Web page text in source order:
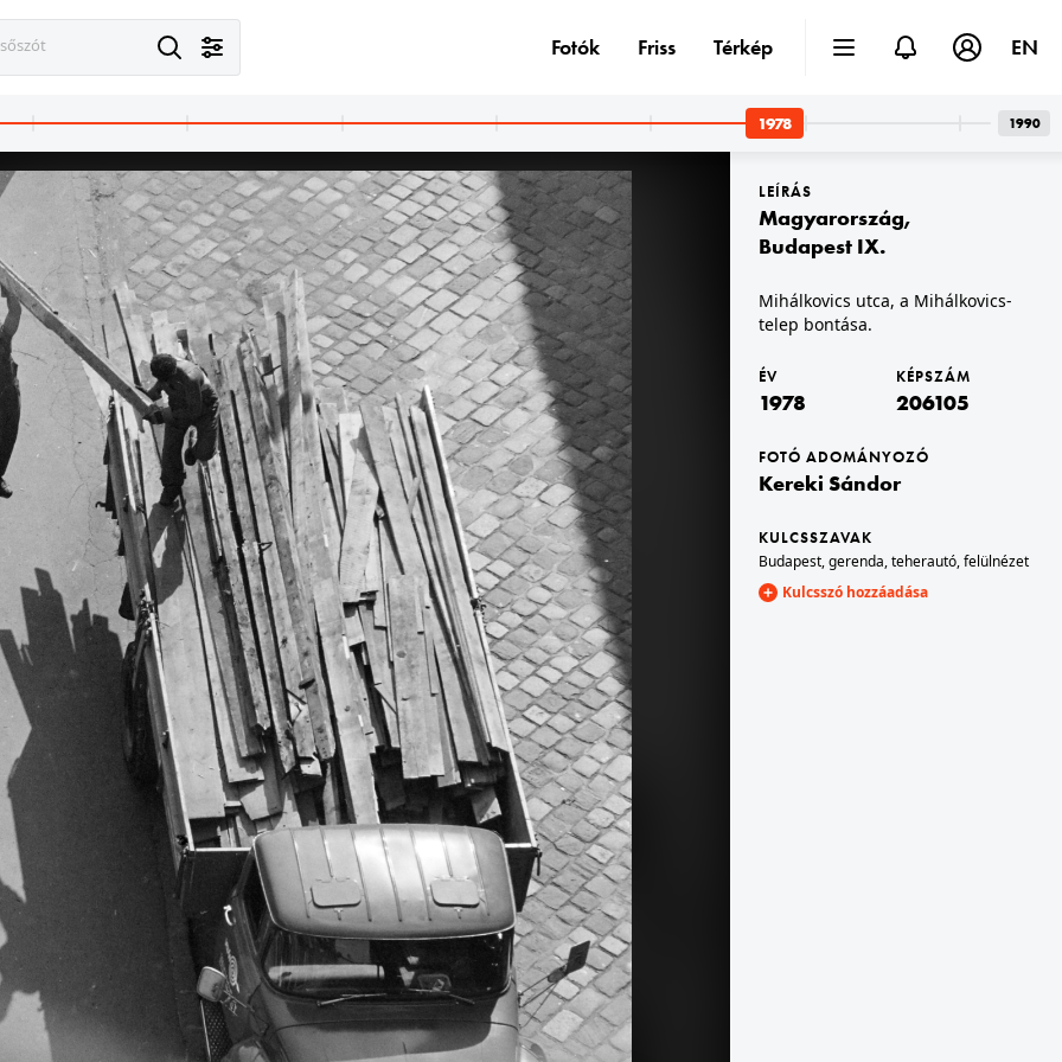
1978 · Budapest VIII.
Baross tér, aluljáró.
1978
1978 · Budapest XIV. · Városliget
a felvétel a Városligeti körúton készült, háttérben a Széchenyi fürdő.
1978 · Budapest XIV.
· Budapest IX.
Lenhossék utca, játszótér a Lenhossék utca 25. számú telken (ma a Kerekerdő park része).
1978 · Budapest IX.
a Sobieski János utca 12-es számú épület a Balázs Béla utca sarkán.
1978 · Budapest IX.
a Sobieski János utca 12-es számú épület a Balázs Béla utca sarkán.
1978 · Budapest IX.
1978 · Budapest
Duna-part.
1978 · Budapest
Duna-part.
1978
LEÍRÁS
Magyarország,
Budapest IX.
Mihálkovics utca, a Mihálkovics-
telep bontása.
ÉV
1978
KÉPSZÁM
206105
FOTÓ ADOMÁNYOZÓ
Kereki Sándor
KULCSSZAVAK
Budapest,gerenda,teherautó,felülnézet
Kulcsszó hozzáadása
Fotók Friss Térkép EN
1990
1978